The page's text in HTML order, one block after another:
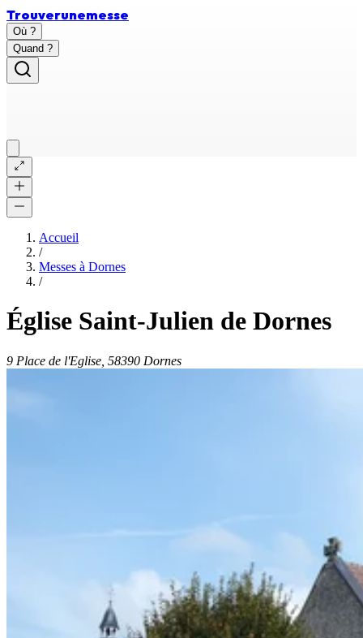
Trouverunemesse
Où ?
Quand ?
Accueil
/
Messes à Dornes
/
Église Saint-Julien de Dornes
9 Place de l'Eglise, 58390 Dornes